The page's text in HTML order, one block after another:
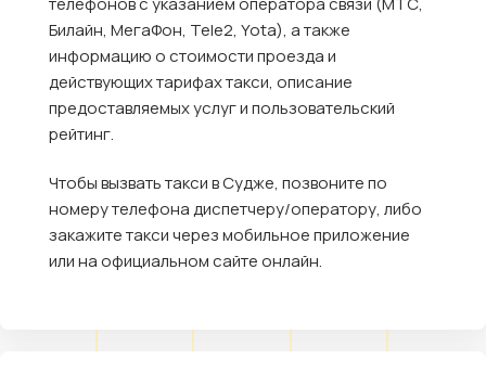
Билайн, МегаФон, Tele2, Yota), а также
информацию о стоимости проезда и
действующих тарифах такси, описание
предоставляемых услуг и пользовательский
рейтинг.
Чтобы вызвать такси в Судже, позвоните по
номеру телефона диспетчеру/оператору, либо
закажите такси через мобильное приложение
или на официальном сайте онлайн.